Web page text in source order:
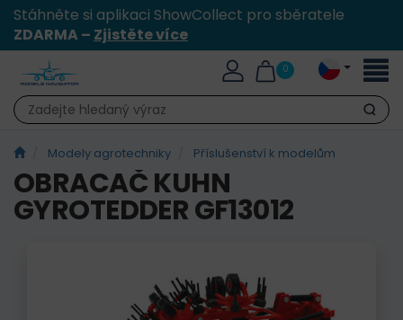
Stáhněte si aplikaci ShowCollect pro sběratele
ZDARMA – Zjistěte více
0
Hledat
Modely agrotechniky Příslušenství k modelům
OBRACAČ KUHN
GYROTEDDER GF13012